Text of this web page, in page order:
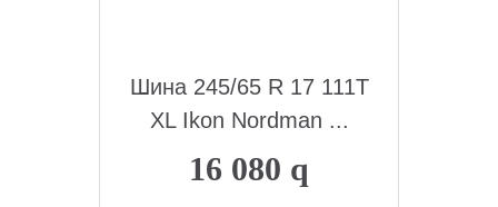
Шина 245/65 R 17 111T
XL Ikon Nordman ...
16 080 q